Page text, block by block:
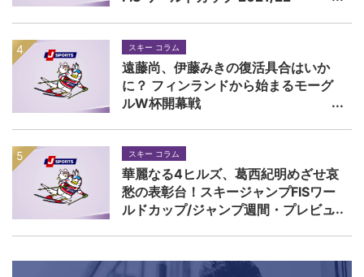
スキー コラム
遠藤尚、伊藤みきの復活具合はいか
に？ フィンランドから始まるモーグ
ルW杯開幕戦
スキー コラム
華麗なる4ヒルズ、葛西紀明めざせ哀
愁の表彰台！スキージャンプFISワー
ルドカップ/ジャンプ週間・プレビュ